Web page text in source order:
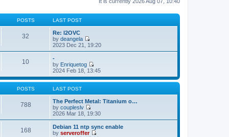
POSTS LAST POST
32
Re: l2OVC
by deangela
V
i
w
t
h
e
t
e
s
t
o
s
2023 Dec 21, 19:20
10
-
by Enriquetog
V
i
e
t
h
l
a
t
e
2024 Feb 18, 13:45
POSTS LAST POST
788
The Perfect Metal: Titanium o…
by coupleslv
V
i
e
w
2026 Mar 18, 19:30
168
Debian 11 ntp sync enable
by serveroffer